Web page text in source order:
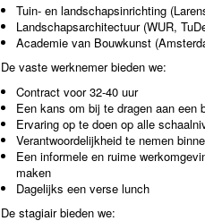
Tuin- en landschapsinrichting
Landschapsarchitectuur (WUR,
Academie van Bouwkunst
De vaste werknemer bieden we:
Contract voor 32-40 uur
Een kans om bij te dragen aan een
Ervaring op te doen op alle
Verantwoordelijkheid te nemen
Een informele en ruime
maken
Dagelijks een verse lunch
De stagiair bieden we: